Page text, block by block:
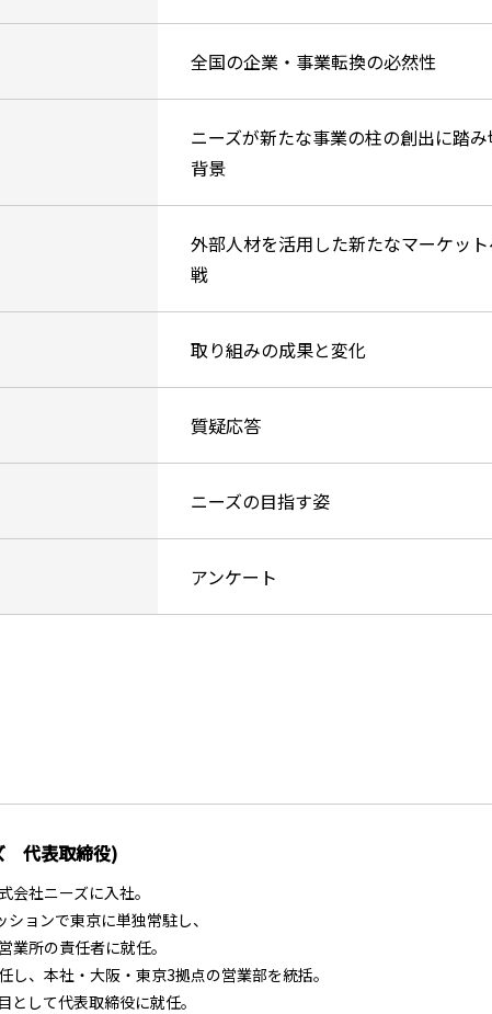
全国の企業・事業転換の必然性
ニーズが新たな事業の柱の創出に踏
背景
外部人材を活用した新たなマーケッ
戦
取り組みの成果と変化
質疑応答
ニーズの目指す姿
アンケート
代表取締役)
社ニーズに入社。
ョンで東京に単独常駐し、
業所の責任者に就任。
、本社・大阪・東京3拠点の営業部を統括。
して代表取締役に就任。